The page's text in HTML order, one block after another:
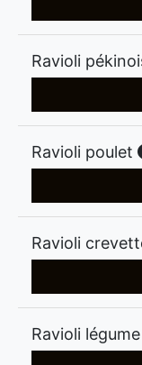
Ravioli
Ravioli poulet
Ravioli
Ravioli légume